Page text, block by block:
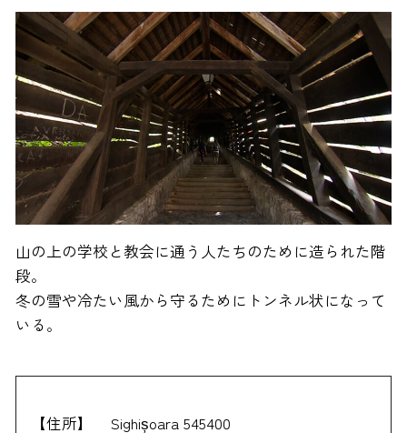
山の上の学校と教会に通う人たちのために造られた階
段。
冬の雪や冷たい風から守るためにトンネル状になって
いる。
【住所】 Sighișoara 545400